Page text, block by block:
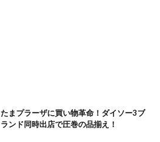
たまプラーザに買い物革命！ダイソー3ブ
ランド同時出店で圧巻の品揃え！